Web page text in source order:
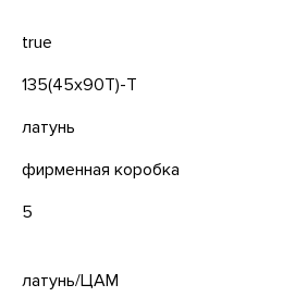
true
135(45x90T)-T
латунь
фирменная коробка
5
латунь/ЦАМ